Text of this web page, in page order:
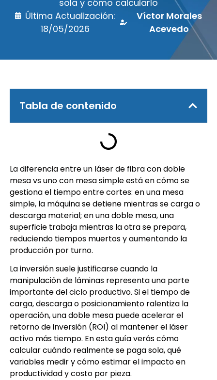
sola y cómo calcularlo
Última Actualización:
18/05/2026
Víctor Morales
Acevedo
Tabla de contenido
La diferencia entre un láser de fibra con doble
mesa vs uno con mesa simple está en cómo se
gestiona el tiempo entre cortes: en una mesa
simple, la máquina se detiene mientras se carga o
descarga material; en una doble mesa, una
superficie trabaja mientras la otra se prepara,
reduciendo tiempos muertos y aumentando la
producción por turno.
La inversión suele justificarse cuando la
manipulación de láminas representa una parte
importante del ciclo productivo. Si el tiempo de
carga, descarga o posicionamiento ralentiza la
operación, una doble mesa puede acelerar el
retorno de inversión (ROI) al mantener el láser
activo más tiempo. En esta guía verás cómo
calcular cuándo realmente se paga sola, qué
variables medir y cómo estimar el impacto en
productividad y costo por pieza.